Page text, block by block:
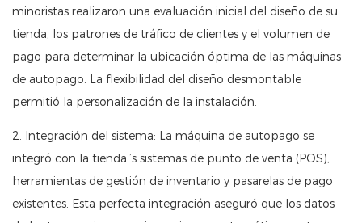
minoristas realizaron una evaluación inicial del diseño de su
tienda, los patrones de tráfico de clientes y el volumen de
pago para determinar la ubicación óptima de las máquinas
de autopago. La flexibilidad del diseño desmontable
permitió la personalización de la instalación.
2. Integración del sistema: La máquina de autopago se
integró con la tienda.’s sistemas de punto de venta (POS),
herramientas de gestión de inventario y pasarelas de pago
existentes. Esta perfecta integración aseguró que los datos